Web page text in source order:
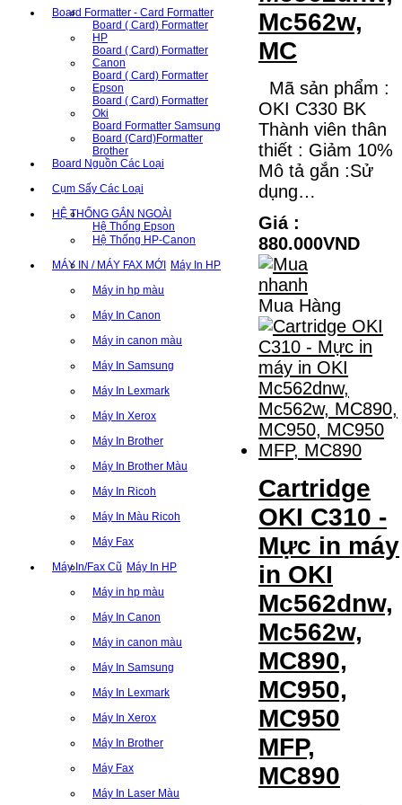
Board Formatter - Card Formatter
Board ( Card) Formatter
HP
Board ( Card) Formatter
Canon
Board ( Card) Formatter
Epson
Board ( Card) Formatter
Oki
Board Formatter Samsung
Board (Card)Formatter
Brother
Board Nguồn Các Loại
Cụm Sấy Các Loại
HỆ THỐNG GẮN NGOÀI
Hệ Thống Epson
Hệ Thống HP-Canon
MÁY IN / MÁY FAX MỚI Máy In HP
Máy in hp màu
Máy In Canon
Máy in canon màu
Máy In Samsung
Máy In Lexmark
Máy In Xerox
Máy In Brother
Máy In Brother Màu
Máy In Ricoh
Máy In Màu Ricoh
Máy Fax
Máy In/Fax Cũ Máy In HP
Máy in hp màu
Máy In Canon
Máy in canon màu
Máy In Samsung
Máy In Lexmark
Máy In Xerox
Máy In Brother
Máy Fax
Máy In Laser Màu
Mc562w,
MC
Mã sản phẩm :
OKI C330 BK
Thành viên thân
thiết : Giảm 10%
Mô tả gắn :Sử
dụng…
Giá :
880.000VND
Mua Hàng
Cartridge
OKI C310 -
Mực in máy
in OKI
Mc562dnw,
Mc562w,
MC890,
MC950,
MC950
MFP,
MC890